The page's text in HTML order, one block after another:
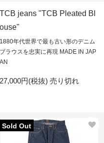
TCB jeans "TCB Pleated Bl
ouse"
1880年代世界で最も古い形のデニム
ブラウスを忠実に再現 MADE IN JAP
AN
27,000円(税抜) 売り切れ
Sold Out